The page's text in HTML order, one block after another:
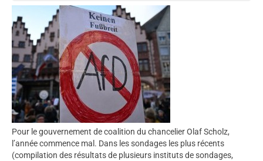
Pour le gouvernement de coalition du chancelier Olaf Scholz,
l’année commence mal. Dans les sondages les plus récents
(compilation des résultats de plusieurs instituts de sondages,